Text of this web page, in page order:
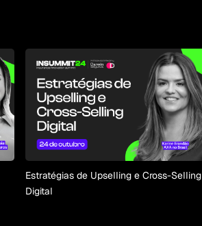
Estratégias de Upselling e Cross-Selling
Digital